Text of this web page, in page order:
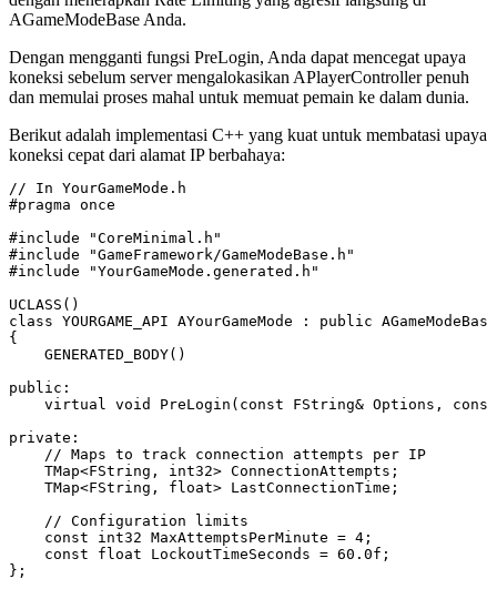
AGameModeBaseAnda.
Dengan mengganti fungsi PreLogin, Anda dapat mencegat upaya
koneksi sebelum server mengalokasikanAPlayerControllerpenuh
dan memulai proses mahal untuk memuat pemain ke dalam dunia.
Berikut adalah implementasi C++ yang kuat untuk membatasi upaya
koneksi cepat dari alamat IP berbahaya:
// In YourGameMode.h
#pragma once
#include "CoreMinimal.h"
#include "GameFramework/GameModeBase.h"
#include "YourGameMode.generated.h"
UCLASS()
class YOURGAME_API AYourGameMode : public AGameModeBase
{
    GENERATED_BODY()
public:
virtual void PreLogin(const FString& Options,
private:
    // Maps to track connection attempts per IP
    TMap<FString, int32> ConnectionAttempts;
    TMap<FString, float> LastConnectionTime;
    // Configuration limits
    const int32 MaxAttemptsPerMinute = 4;
    const float LockoutTimeSeconds = 60.0f;